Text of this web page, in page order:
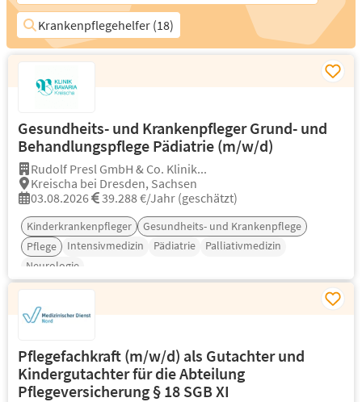
Krankenpflegehelfer (18)
Gesundheits- und Krankenpfleger Grund- und
Behandlungspflege Pädiatrie (m/w/d)
Rudolf Presl GmbH & Co. Klinik...
Kreischa bei Dresden, Sachsen
03.08.2026
39.288 €/Jahr (geschätzt)
Kinderkrankenpfleger
Gesundheits- und Krankenpflege
Pflege
Intensivmedizin Pädiatrie
Palliativmedizin
Neurologie
Pflegefachkraft (m/w/d) als Gutachter und
Kindergutachter für die Abteilung
Pflegeversicherung § 18 SGB XI